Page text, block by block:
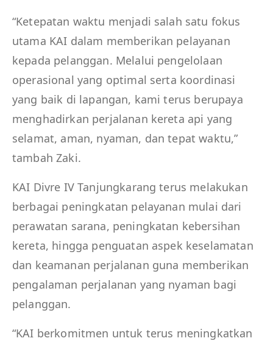
“Ketepatan waktu menjadi salah satu fokus
utama KAI dalam memberikan pelayanan
kepada pelanggan. Melalui pengelolaan
operasional yang optimal serta koordinasi
yang baik di lapangan, kami terus berupaya
menghadirkan perjalanan kereta api yang
selamat, aman, nyaman, dan tepat waktu,”
tambah Zaki.
KAI Divre IV Tanjungkarang terus melakukan
berbagai peningkatan pelayanan mulai dari
perawatan sarana, peningkatan kebersihan
kereta, hingga penguatan aspek keselamatan
dan keamanan perjalanan guna memberikan
pengalaman perjalanan yang nyaman bagi
pelanggan.
“KAI berkomitmen untuk terus meningkatkan